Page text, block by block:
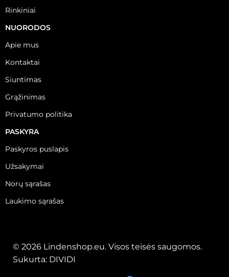
Rinkiniai
NUORODOS
Apie mus
Kontaktai
Siuntimas
Grąžinimas
Privatumo politika
PASKYRA
Paskyros puslapis
Užsakymai
Norų sąrašas
Laukimo sąrašas
© 2026 Lindenshop.eu. Visos teisės saugomos.
Sukurta: DIVIDI